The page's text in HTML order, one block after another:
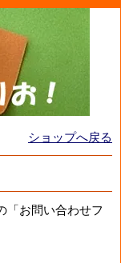
ショップへ戻る
「お問い合わせフ